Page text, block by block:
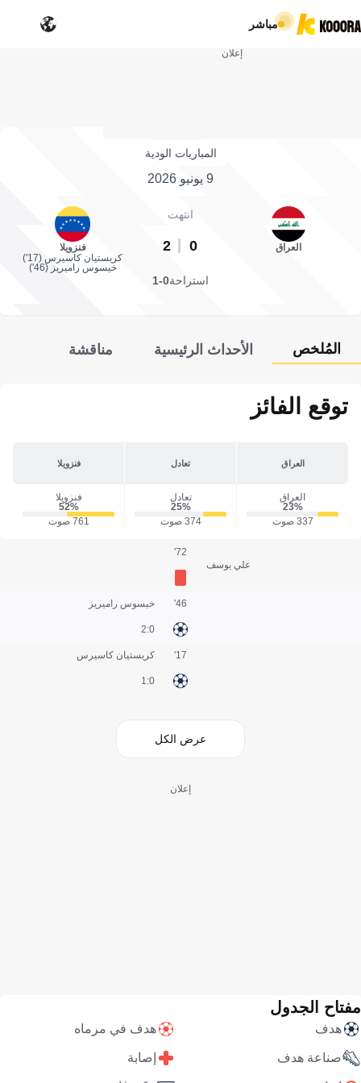
مباشر
إعلان
المباريات الودية
9 يونيو 2026
العراق
انتهت
0
2
فنزويلا
كريستيان كاسيرس (17')
خيسوس راميريز (46')
استراحة0-1
المُلخص الأحداث الرئيسية مناقشة
توقع الفائز
العراق تعادل فنزويلا
العراق
23‎%‎
337 صوت
تعادل
25‎%‎
374 صوت
فنزويلا
52‎%‎
761 صوت
علي يوسف
72'
خيسوس راميريز
0:2
46'
كريستيان كاسيرس
0:1
17'
عرض الكل
إعلان
مفتاح الجدول
هدف هدف في مرماه
صناعة هدف إصابة